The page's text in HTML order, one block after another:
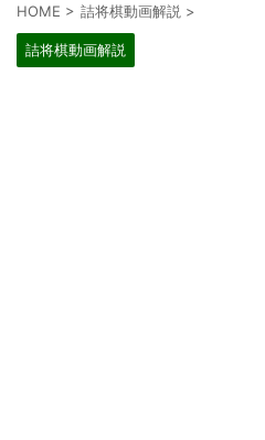
HOME > 詰将棋動画解説 >
詰将棋動画解説